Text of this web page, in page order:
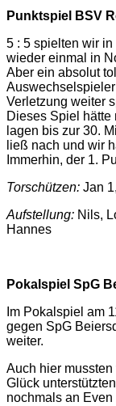
Punktspiel BSV
5 : 5 spielten wir
wieder einmal in
Aber ein absolut
Verletzung weiter
Dieses Spiel hätte
lagen bis zur 30.
ließ nach und wir
Immerhin, der 1.
Torschützen: Jan
Aufstellung: Nils,
Hannes
Pokalspiel SpG
Im Pokalspiel am
gegen SpG
weiter.
Auch hier
Glück
nochmals an Even